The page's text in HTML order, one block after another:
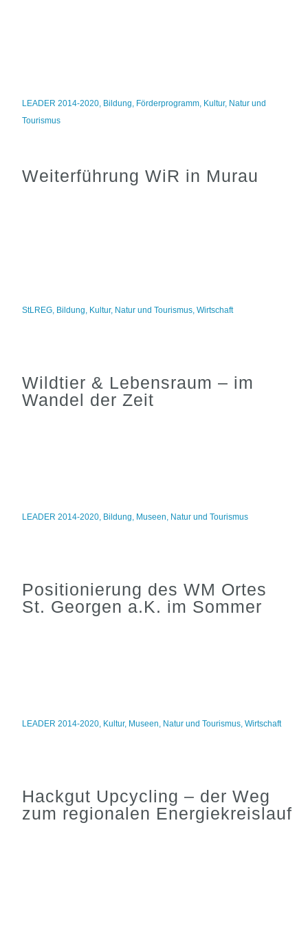
LEADER 2014-2020, Bildung, Förderprogramm, Kultur, Natur und
Tourismus
Weiterführung WiR in Murau
StLREG, Bildung, Kultur, Natur und Tourismus,Wirtschaft
Wildtier & Lebensraum – im
Wandel der Zeit
LEADER 2014-2020, Bildung, Museen, Natur und Tourismus
Positionierung des WM Ortes
St. Georgen a.K. im Sommer
LEADER 2014-2020, Kultur, Museen, Natur und Tourismus,Wirtschaft
Hackgut Upcycling – der Weg
zum regionalen Energiekreislauf